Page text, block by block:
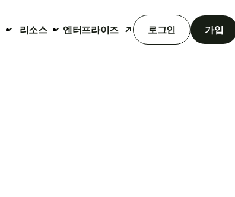
리소스 엔터프라이즈 로그인 가입